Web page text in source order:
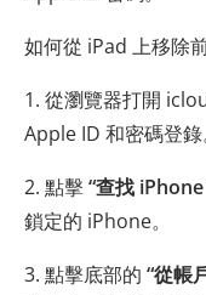
如何從 iPad 上移除
1. 從瀏覽器打開
Apple ID 和密碼登錄
2. 點擊“查找 iPhone
鎖定的 iPhone。
3. 點擊底部的 “從帳